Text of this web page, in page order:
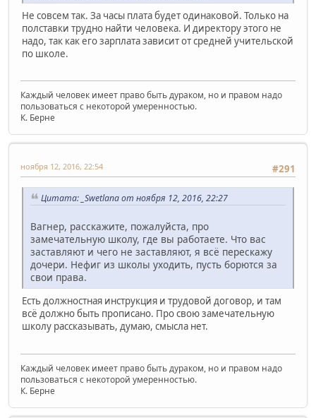
Не совсем так. За часы плата будет одинаковой. Только на
полставки трудно найти человека. И директору этого не
надо, так как его зарплата зависит от средней учительской
по школе.
Каждый человек имеет право быть дураком, но и правом надо
пользоваться с некоторой умеренностью.
К. Берне
#291
ноября 12, 2016, 22:54
Цитата: _Swetlana от ноября 12, 2016, 22:27
Вагнер, расскажите, пожалуйста, про
замечательную школу, где вы работаете. Что вас
заставляют и чего не заставляют, я всё перескажу
дочери. Нефиг из школы уходить, пусть борются за
свои права.
Есть должностная инструкция и трудовой договор, и там
всё должно быть прописано. Про свою замечательную
школу рассказывать, думаю, смысла нет.
Каждый человек имеет право быть дураком, но и правом надо
пользоваться с некоторой умеренностью.
К. Берне